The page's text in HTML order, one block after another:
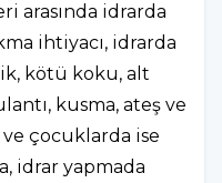
arasında idrarda
ihtiyacı, idrarda
kötü koku, alt
kusma, ateş ve
çocuklarda ise
idrar yapmada